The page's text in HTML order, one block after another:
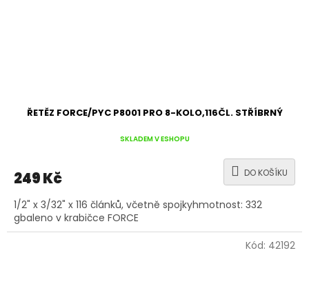
ŘETĚZ FORCE/PYC P8001 PRO 8-KOLO,116ČL. STŘÍBRNÝ
SKLADEM V ESHOPU
249 Kč DO KOŠÍKU
1/2" x 3/32" x 116 článků, včetně spojkyhmotnost: 332
gbaleno v krabičce FORCE
Kód: 42192